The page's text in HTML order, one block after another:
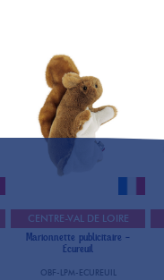
CENTRE-VAL DE LOIRE
Marionnette publicitaire -
Ecureuil
OBF-LPM-ECUREUIL